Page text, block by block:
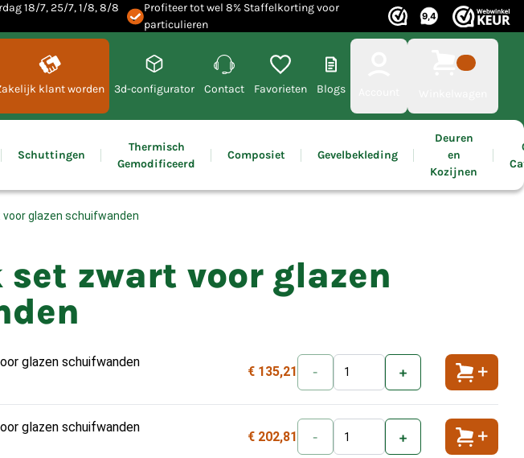
18/7, 25/7, 1/8, 8/8
Profiteer tot wel 8% Staffelkorting voor
particulieren
klant worden 3d-configurator Contact Favorieten Blogs
Schuttingen
Thermisch
Gemodificeerd
Composiet Gevelbekleding
Deuren
en
Kozijnen
glazen schuifwanden
set zwart voor glazen
glazen schuifwanden
€ 135,21 - +
glazen schuifwanden
€ 202,81 - +